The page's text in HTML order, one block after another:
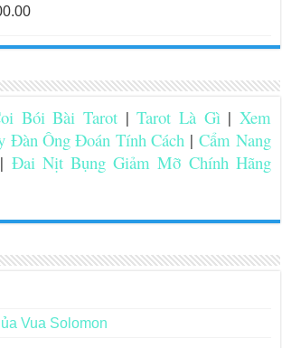
Bói Bài Tarot |Tarot Là Gì| Xem
Đàn Ông Đoán Tính Cách |Cẩm Nang
Đai Nịt Bụng Giảm Mỡ Chính Hãng
Vua Solomon